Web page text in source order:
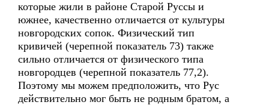
которые жили в районе Старой Руссы и
южнее, качественно отличается от культуры
новгородских сопок. Физический тип
кривичей (черепной показатель 73) также
сильно отличается от физического типа
новгородцев (черепной показатель 77,2).
Поэтому мы можем предположить, что Рус
действительно мог быть не родным братом, а